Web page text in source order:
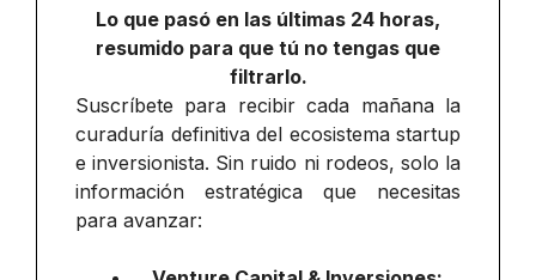
Lo que pasó en las últimas 24 horas,
resumido para que tú no tengas que
filtrarlo.
Suscríbete para recibir cada mañana la
curaduría definitiva del ecosistema startup
e inversionista. Sin ruido ni rodeos, solo la
información estratégica que necesitas
para avanzar: